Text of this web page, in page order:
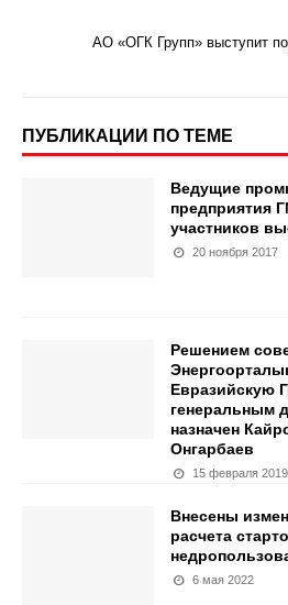
АО «ОГК Групп» выступит
ПУБЛИКАЦИИ ПО ТЕМЕ
Ведущие
предприятия
участников
20 ноября 2017
Решением
Евразийскую
генеральным
назначен
Онгарбаев
15 февраля 2019
Внесены
расчета
6 мая 2022